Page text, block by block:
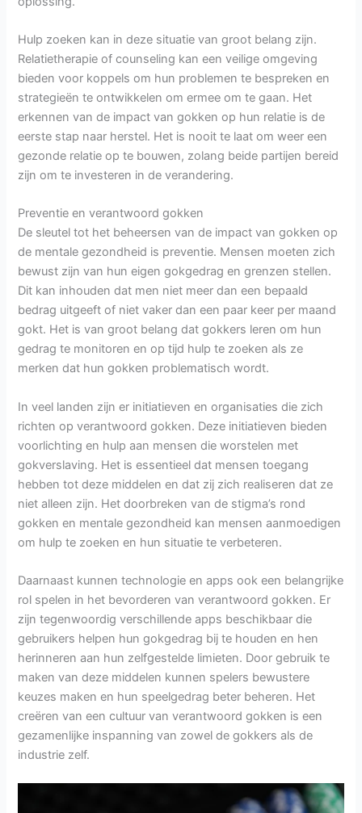
Hulp zoeken kan in deze situatie van groot belang zijn.
Relatietherapie of counseling kan een veilige omgeving
bieden voor koppels om hun problemen te bespreken en
strategieën te ontwikkelen om ermee om te gaan. Het
erkennen van de impact van gokken op hun relatie is de
eerste stap naar herstel. Het is nooit te laat om weer een
gezonde relatie op te bouwen, zolang beide partijen bereid
zijn om te investeren in de verandering.
Preventie en verantwoord gokken
De sleutel tot het beheersen van de impact van gokken op
de mentale gezondheid is preventie. Mensen moeten zich
bewust zijn van hun eigen gokgedrag en grenzen stellen.
Dit kan inhouden dat men niet meer dan een bepaald
bedrag uitgeeft of niet vaker dan een paar keer per maand
gokt. Het is van groot belang dat gokkers leren om hun
gedrag te monitoren en op tijd hulp te zoeken als ze
merken dat hun gokken problematisch wordt.
In veel landen zijn er initiatieven en organisaties die zich
richten op verantwoord gokken. Deze initiatieven bieden
voorlichting en hulp aan mensen die worstelen met
gokverslaving. Het is essentieel dat mensen toegang
hebben tot deze middelen en dat zij zich realiseren dat ze
niet alleen zijn. Het doorbreken van de stigma’s rond
gokken en mentale gezondheid kan mensen aanmoedigen
om hulp te zoeken en hun situatie te verbeteren.
Daarnaast kunnen technologie en apps ook een belangrijke
rol spelen in het bevorderen van verantwoord gokken. Er
zijn tegenwoordig verschillende apps beschikbaar die
gebruikers helpen hun gokgedrag bij te houden en hen
herinneren aan hun zelfgestelde limieten. Door gebruik te
maken van deze middelen kunnen spelers bewustere
keuzes maken en hun speelgedrag beter beheren. Het
creëren van een cultuur van verantwoord gokken is een
gezamenlijke inspanning van zowel de gokkers als de
industrie zelf.